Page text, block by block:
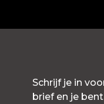
Schrijf je in
brief en je